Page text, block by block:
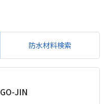
防水材料検索
GO-JIN